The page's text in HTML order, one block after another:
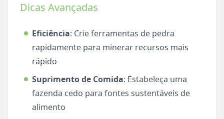
Dicas Avançadas
Eficiência: Crie ferramentas de pedra
rapidamente para minerar recursos mais
rápido
Suprimento de Comida: Estabeleça uma
fazenda cedo para fontes sustentáveis de
alimento